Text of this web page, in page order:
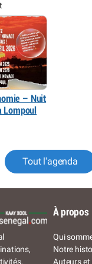
– Nuit
Lompoul
Tout l'agenda
À propos
Qui
Notre
Auteurs et